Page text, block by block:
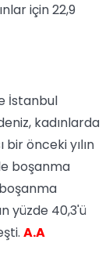
için 22,9
İstanbul
kadınlarda
bir önceki yılın
boşanma
yüzde 40,3'ü
A.A